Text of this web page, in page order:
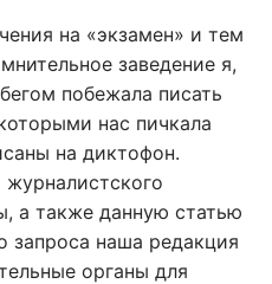
на «экзамен» и тем
заведение я,
побежала писать
нас пичкала
на диктофон.
а также данную статью
запроса наша редакция
органы для